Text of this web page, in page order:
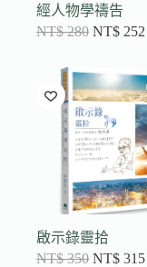
經人物學禱告
NT$280 NT$ 252
啟示錄靈拾
NT$350 NT$ 315